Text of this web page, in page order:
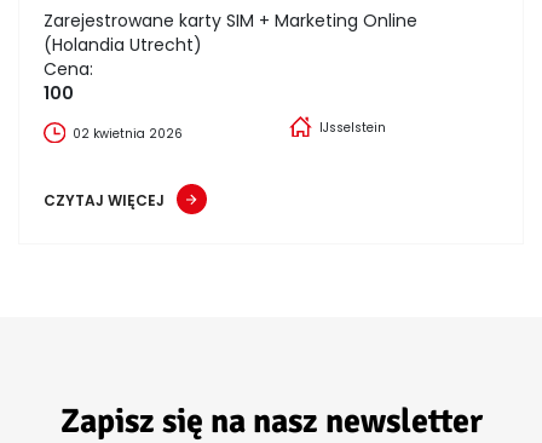
Zarejestrowane karty SIM + Marketing Online
(Holandia Utrecht)
Cena:
100
02 kwietnia 2026 IJsselstein
CZYTAJ WIĘCEJ
Zapisz się na nasz newsletter